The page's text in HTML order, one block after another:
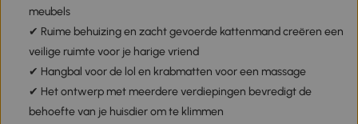
meubels
✔ Ruime behuizing en zacht gevoerde kattenmand creëren een
veilige ruimte voor je harige vriend
✔ Hangbal voor de lol en krabmatten voor een massage
✔ Het ontwerp met meerdere verdiepingen bevredigt de
behoefte van je huisdier om te klimmen